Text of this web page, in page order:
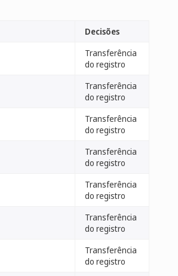
Decisões
Transferência
do registro
Transferência
do registro
Transferência
do registro
Transferência
do registro
Transferência
do registro
Transferência
do registro
Transferência
do registro